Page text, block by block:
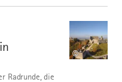
©
Radrunde, die